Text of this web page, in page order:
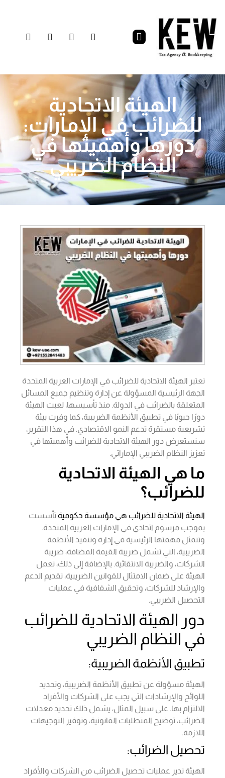
الهيئة الاتحادية
للضرائب في الإمارات:
دورها وأهميتها في
النظام الضريبي
تعتبر الهيئة الاتحادية للضرائب في الإمارات العربية المتحدة
الجهة الرئيسية المسؤولة عن إدارة وتنظيم جميع المسائل
المتعلقة بالضرائب في الدولة. منذ تأسيسها، لعبت الهيئة
دورًا حيويًا في تطبيق الأنظمة الضريبية، كما وفرت بيئة
تشريعية مستقرة تدعم النمو الاقتصادي. في هذا التقرير،
سنستعرض دور الهيئة الاتحادية للضرائب وأهميتها في
تعزيز النظام الضريبي الإماراتي.
ما هي الهيئة الاتحادية
للضرائب؟
الهيئة الاتحادية للضرائب هي مؤسسة حكومية تأسست
بموجب مرسوم اتحادي في الإمارات العربية المتحدة.
وتتمثل مهمتها الرئيسية في إدارة وتنفيذ الأنظمة
الضريبية، التي تشمل ضريبة القيمة المضافة، ضريبة
الشركات، والضريبة الانتقائية. بالإضافة إلى ذلك، تعمل
الهيئة على ضمان الامتثال للقوانين الضريبية، تقديم الدعم
والإرشاد للشركات، وتحقيق الشفافية في عمليات
التحصيل الضريبي.
دور الهيئة الاتحادية للضرائب
في النظام الضريبي
تطبيق الأنظمة الضريبية:
الهيئة مسؤولة عن تطبيق الأنظمة الضريبية، وتحديد
اللوائح والإرشادات التي يجب على الشركات والأفراد
الالتزام بها. على سبيل المثال، يشمل ذلك تحديد معدلات
الضرائب، توضيح المتطلبات القانونية، وتوفير التوجيهات
اللازمة.
تحصيل الضرائب:
الهيئة تدير عمليات تحصيل الضرائب من الشركات والأفراد